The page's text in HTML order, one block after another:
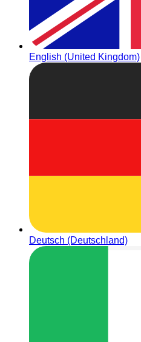
English (United Kingdom)
Deutsch (Deutschland)